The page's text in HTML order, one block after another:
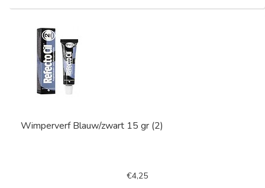
Wimperverf Blauw/zwart 15 gr (2)
€4,25